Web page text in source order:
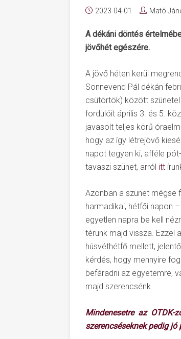
2023-04-01 Mató
A dékáni döntés
jövőhét egészére.
A jövő héten kerül
Sonnevend Pál dékán
csütörtök) között szünetel
fordulóit április 3. és 5.
javasolt teljes körű
hogy az így létrejövő
napot tegyen ki, afféle
tavaszi szünet, arról itt
Azonban a szünet mégse
harmadikai, hétfői napon
egyetlen napra be kell
térünk majd vissza. Ezzel
húsvéthétfő mellett,
kérdés, hogy mennyire
befáradni az egyetemre,
majd szerencsénk.
Mindenesetre az
szerencséseknek pedig